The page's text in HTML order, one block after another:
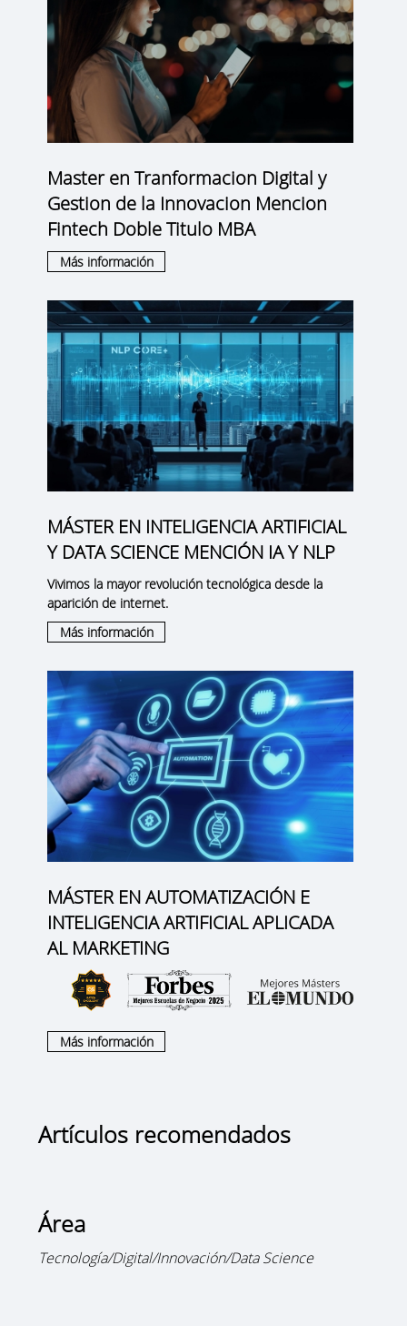
Master en Tranformacion Digital y
Gestion de la Innovacion Mencion
Fintech Doble Titulo MBA
Más información
MÁSTER EN INTELIGENCIA ARTIFICIAL
Y DATA SCIENCE MENCIÓN IA Y NLP
Vivimos la mayor revolución tecnológica desde la
aparición de internet.
Más información
MÁSTER EN AUTOMATIZACIÓN E
INTELIGENCIA ARTIFICIAL APLICADA
AL MARKETING
Más información
Artículos recomendados
Área
Tecnología/Digital/Innovación/Data Science